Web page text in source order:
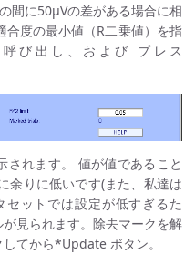
間に50μVの差がある場合に相
合度の最小値（R二乗値）を指
呼び出し、および プレス
されます。 値が値であること
余りに低いです(また、私達は
ットでは設定が低すぎるた
見られます。除去マークを解
てから*Update ボタン。